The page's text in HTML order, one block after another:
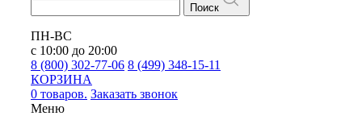
Поиск
ПН-ВС
с 10:00 до 20:00
8 (800) 302-77-06 8 (499) 348-15-11
КОРЗИНА
0 товаров. Заказать звонок
Меню